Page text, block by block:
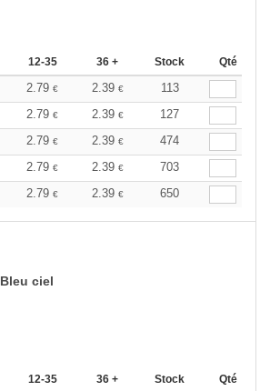
12-35 36 + Stock Qté
2.79 € 2.39 €
113
2.79 € 2.39 €
127
2.79 € 2.39 €
474
2.79 € 2.39 €
703
2.79 € 2.39 € 650
Bleu ciel
12-35 36 + Stock Qté